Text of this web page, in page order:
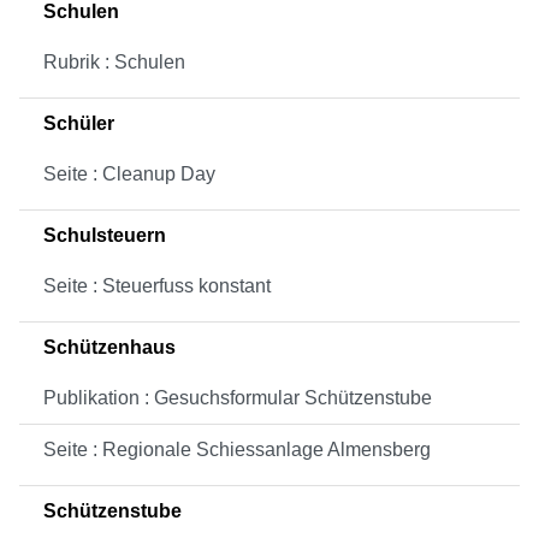
Schulen
Rubrik : Schulen
Schüler
Seite : Cleanup Day
Schulsteuern
Seite : Steuerfuss konstant
Schützenhaus
Publikation : Gesuchsformular Schützenstube
Seite : Regionale Schiessanlage Almensberg
Schützenstube